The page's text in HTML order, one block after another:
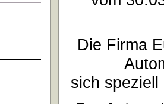
Die Firma
sich